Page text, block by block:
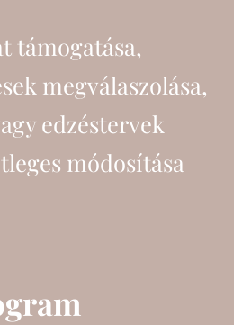
támogatása,
megválaszolása,
edzéstervek
módosítása